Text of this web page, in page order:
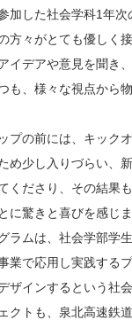
加した社会学科1年
方々がとても優しく
イデアや意見を聞き
も、様々な視点から
プの前には、キック
め少し入りづらい、
くださり、その結果
に驚きと喜びを感じ
ラムは、社会学部学
業で応用し実践する
ザインするという社
クトも、泉北高速鉄